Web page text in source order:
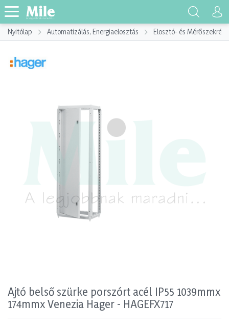
Nyitólap Automatizálás, Energiaelosztás Elosztó- és Mérőszekrény
Ajtó belső szürke porszórt acél IP55 1039mmx
174mmx Venezia Hager - HAGEFX717